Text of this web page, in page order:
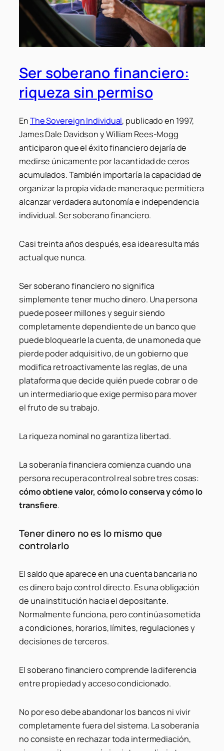
Ser soberano financiero:
riqueza sin permiso
EnThe Sovereign Individual, publicado en 1997,
James Dale Davidson y William Rees-Mogg
anticiparon que el éxito financiero dejaría de
medirse únicamente por la cantidad de ceros
acumulados. También importaría la capacidad de
organizar la propia vida de manera que permitiera
alcanzar verdadera autonomía e independencia
individual. Ser soberano financiero.
Casi treinta años después, esa idea resulta más
actual que nunca.
Ser soberano financiero no significa
simplemente tener mucho dinero. Una persona
puede poseer millones y seguir siendo
completamente dependiente de un banco que
puede bloquearle la cuenta, de una moneda que
pierde poder adquisitivo, de un gobierno que
modifica retroactivamente las reglas, de una
plataforma que decide quién puede cobrar o de
un intermediario que exige permiso para mover
el fruto de su trabajo.
La riqueza nominal no garantiza libertad.
La soberanía financiera comienza cuando una
persona recupera control real sobre tres cosas:
cómo obtiene valor, cómo lo conserva y cómo lo
transfiere.
Tener dinero no es lo mismo que
controlarlo
El saldo que aparece en una cuenta bancaria no
es dinero bajo control directo. Es una obligación
de una institución hacia el depositante.
Normalmente funciona, pero continúa sometida
a condiciones, horarios, límites, regulaciones y
decisiones de terceros.
El soberano financiero comprende la diferencia
entre propiedad y acceso condicionado.
No por eso debe abandonar los bancos ni vivir
completamente fuera del sistema. La soberanía
no consiste en rechazar toda intermediación,